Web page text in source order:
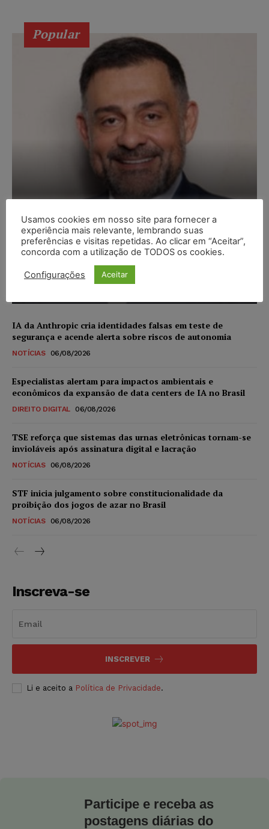
Popular
Marcello Perino: caso
Braskem testa limite
entre tutela cautelar e
recuperação judicial
IA da Anthropic cria identidades falsas em teste de
segurança e acende alerta sobre riscos de autonomia
NOTÍCIAS 06/08/2026
Especialistas alertam para impactos ambientais e
econômicos da expansão de data centers de IA no Brasil
DIREITO DIGITAL 06/08/2026
TSE reforça que sistemas das urnas eletrônicas tornam-se
invioláveis após assinatura digital e lacração
NOTÍCIAS 06/08/2026
STF inicia julgamento sobre constitucionalidade da
proibição dos jogos de azar no Brasil
NOTÍCIAS 06/08/2026
Inscreva-se
INSCREVER
Li e aceito a Política de Privacidade.
Participe e receba as
postagens diárias do
Usamos cookies em nosso site para fornecer a
experiência mais relevante, lembrando suas
preferências e visitas repetidas. Ao clicar em “Aceitar”,
concorda com a utilização de TODOS os cookies.
Configurações Aceitar